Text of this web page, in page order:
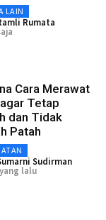
LAIN
Rumata
Cara Merawat
Tetap
dan Tidak
Patah
Sudirman
lalu